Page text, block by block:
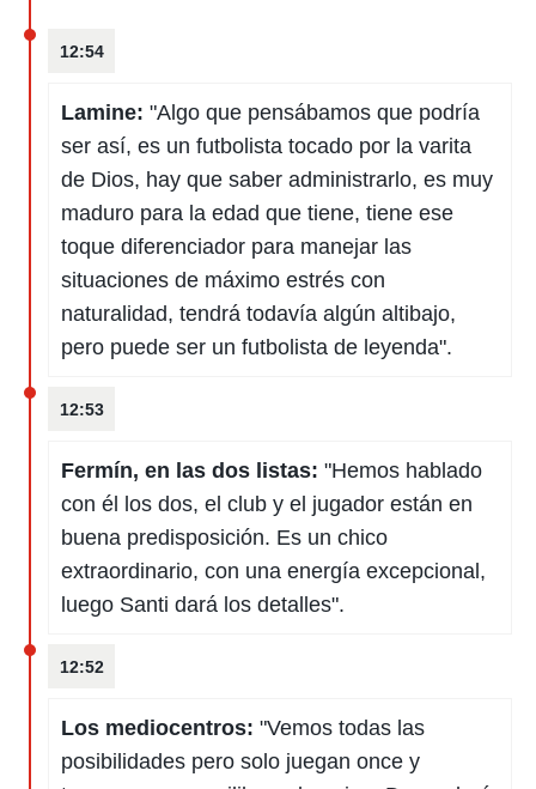
12:54
Lamine: "Algo que pensábamos que podría
ser así, es un futbolista tocado por la varita
de Dios, hay que saber administrarlo, es muy
maduro para la edad que tiene, tiene ese
toque diferenciador para manejar las
situaciones de máximo estrés con
naturalidad, tendrá todavía algún altibajo,
pero puede ser un futbolista de leyenda".
12:53
Fermín, en las dos listas: "Hemos hablado
con él los dos, el club y el jugador están en
buena predisposición. Es un chico
extraordinario, con una energía excepcional,
luego Santi dará los detalles".
12:52
Los mediocentros: "Vemos todas las
posibilidades pero solo juegan once y